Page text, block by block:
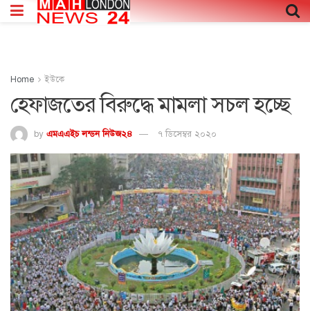
Home ইউকে
হেফাজতের বিরুদ্ধে মামলা সচল হচ্ছে
by এমএএইচ লন্ডন নিউজ২৪ ৭ ডিসেম্বর ২০২০